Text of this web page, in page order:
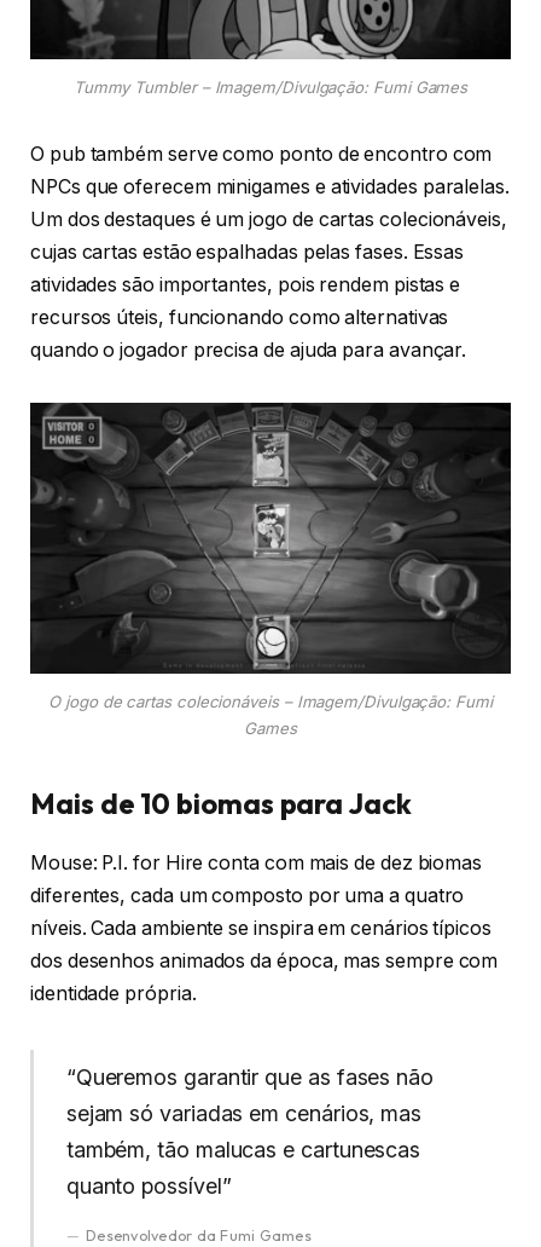
Tummy Tumbler – Imagem/Divulgação: Fumi Games
O pub também serve como ponto de encontro com
NPCs que oferecem minigames e atividades paralelas.
Um dos destaques é um jogo de cartas colecionáveis,
cujas cartas estão espalhadas pelas fases. Essas
atividades são importantes, pois rendem pistas e
recursos úteis, funcionando como alternativas
quando o jogador precisa de ajuda para avançar.
O jogo de cartas colecionáveis – Imagem/Divulgação: Fumi
Games
Mais de 10 biomas para Jack
Mouse: P.I. for Hire conta com mais de dez biomas
diferentes, cada um composto por uma a quatro
níveis. Cada ambiente se inspira em cenários típicos
dos desenhos animados da época, mas sempre com
identidade própria.
“Queremos garantir que as fases não
sejam só variadas em cenários, mas
também, tão malucas e cartunescas
quanto possível”
Desenvolvedor da Fumi Games